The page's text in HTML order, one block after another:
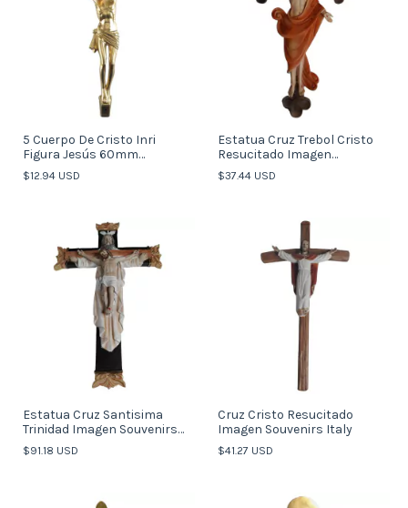
5 Cuerpo De Cristo Inri
Figura Jesús 60mm
Crucifixión (italy)
$12.94 USD
Estatua Cruz Trebol Cristo
Resucitado Imagen
Souvenirs Italy
$37.44 USD
Estatua Cruz Santisima
Trinidad Imagen Souvenirs
Italy
$91.18 USD
Cruz Cristo Resucitado
Imagen Souvenirs Italy
$41.27 USD